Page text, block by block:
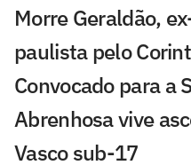
Morre Geraldão,
paulista pelo
Convocado para a
Abrenhosa vive
Vasco sub-17